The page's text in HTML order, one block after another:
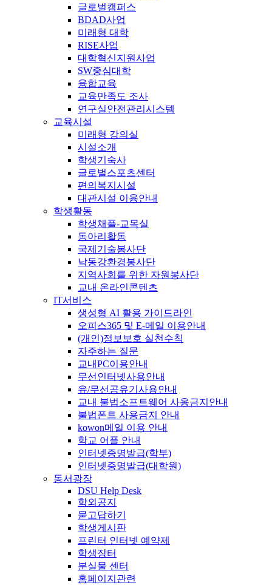
글로벌캠퍼스
BDAD사업
미래형 대학
RISE사업
대학혁신지원사업
SW중심대학
융합교육
교육만족도 조사
연구실안전관리시스템
교육시설
미래형 강의실
시설소개
학생기숙사
글로벌스포츠센터
편의복지시설
대관시설 이용안내
학생활동
학생채플-교목실
동아리활동
국제기술봉사단
낙동강환경봉사단
지역사회를 위한 자원봉사단
교내 온라인콘텐츠
IT서비스
생성형 AI 활용 가이드라인
오피스365 및 E-메일 이용안내
(개인)정보보호 실천수칙
자주하는 질문
교내PC이용안내
무선인터넷사용안내
유/무선공유기사용안내
교내 불법소프트웨어 사용금지안내
불법폰트 사용금지 안내
kowon메일 이용 안내
학교 어플 안내
인터넷증명발급(학부)
인터넷증명발급(대학원)
동서광장
DSU Help Desk
학외공지
묻고답하기
학생게시판
프린터 인터넷 예약제
학생장터
분실물 센터
홈페이지관련